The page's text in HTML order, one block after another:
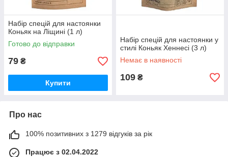
Набір спецій для настоянки
Коньяк на Ліщині (1 л)
Готово до відправки
79 ₴
Купити
Набір спецій для настоянки у
стилі Коньяк Хеннесі (3 л)
Немає в наявності
109 ₴
Про нас
100% позитивних з 1279 відгуків за рік
Працює з 02.04.2022